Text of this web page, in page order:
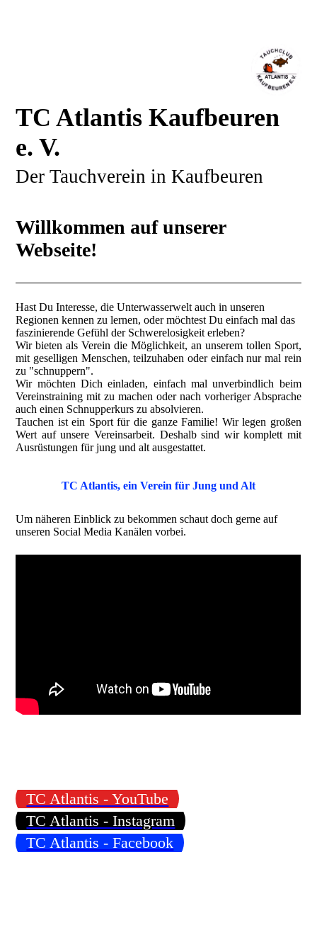
TC Atlantis Kaufbeuren
e. V.
Der Tauchverein in Kaufbeuren
Willkommen auf unserer
Webseite!
Hast Du Interesse, die Unterwasserwelt auch in unseren
Regionen kennen zu lernen, oder möchtest Du einfach mal das
faszinierende Gefühl der Schwerelosigkeit erleben?
Wir bieten als Verein die Möglichkeit, an unserem tollen Sport,
mit geselligen Menschen, teilzuhaben oder einfach nur mal rein
zu "schnuppern".
Wir möchten Dich einladen, einfach mal unverbindlich beim
Vereinstraining mit zu machen oder nach vorheriger Absprache
auch einen Schnupperkurs zu absolvieren.
Tauchen ist ein Sport für die ganze Familie! Wir legen großen
Wert auf unsere Vereinsarbeit. Deshalb sind wir komplett mit
Ausrüstungen für jung und alt ausgestattet.
TC Atlantis, ein Verein für Jung und Alt
Um näheren Einblick zu bekommen schaut doch gerne auf
unseren Social Media Kanälen vorbei.
TC Atlantis - YouTube
TC Atlantis - Instagram
TC Atlantis - Facebook